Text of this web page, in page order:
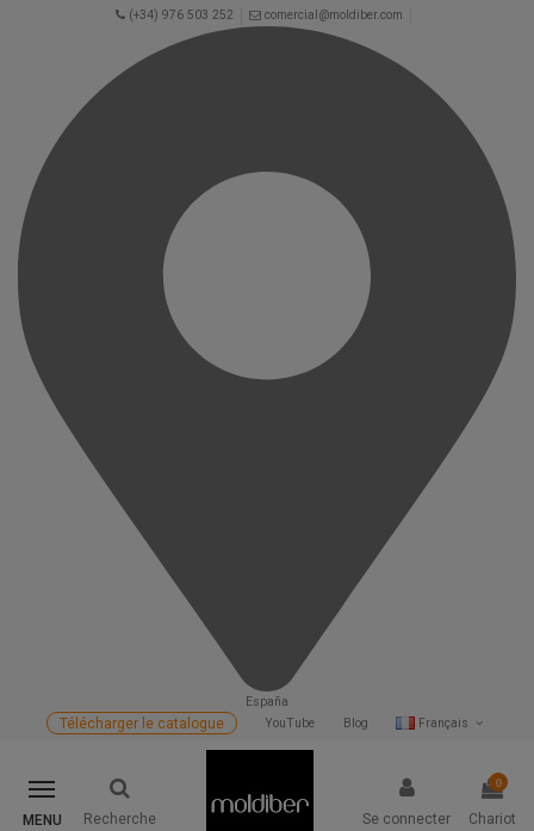
(+34) 976 503 252 comercial@moldiber.com
España
Français
Blog
YouTube
Télécharger le catalogue
MENU Recherche Se connecter
0
Chariot